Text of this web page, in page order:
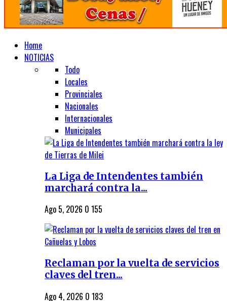
Home
NOTICIAS
Todo
Locales
Provinciales
Nacionales
Internacionales
Municipales
La Liga de Intendentes también
marchará contra la...
Ago 5, 2026 0 155
Reclaman por la vuelta de servicios
claves del tren...
Ago 4, 2026 0 183